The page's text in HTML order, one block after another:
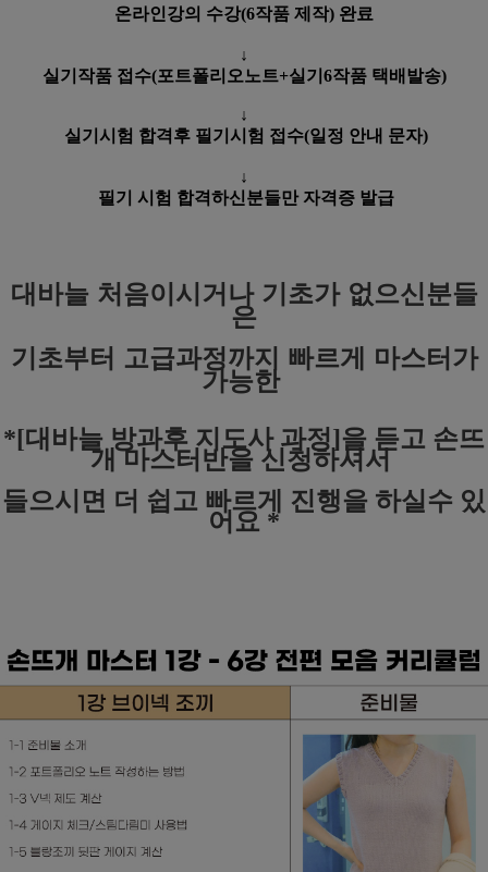
온라인강의 수강(6작품 제작) 완료
↓
실기작품 접수(포트폴리오노트+실기6작품 택배발송)
↓
실기시험 합격후 필기시험 접수(일정 안내 문자)
↓
필기 시험 합격하신분들만 자격증 발급
대바늘 처음이시거나 기초가 없으신분들
은
기초부터 고급과정까지 빠르게 마스터가
가능한
*[대바늘 방과후 지도사 과정]을 듣고 손뜨
개 마스터반을 신청하셔서
들으시면 더 쉽고 빠르게 진행을 하실수 있
어요 *